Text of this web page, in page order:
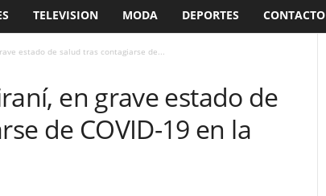
TELEVISION MODA DEPORTES CONTACTO
estado de salud tras contagiarse de...
en grave estado de
de COVID-19 en la